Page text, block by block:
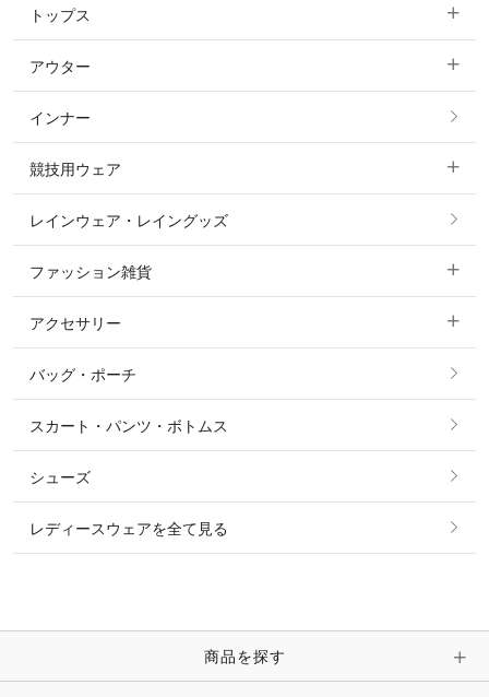
すべてのキュロット
フルグリップ・尻革 キュロット
ニーグリップ・膝革 キュロット
トップス
すべてのトップス
ポロシャツ
カットソー・Tシャツ・タンクトップ
パーカー・トレーナー・スウェット
ニット・セーター
シャツ・ブラウス・ワンピース
アウター
すべてのアウター
コート
ジャケット・ブルゾン
その他 アウター
インナー
競技用ウェア
すべての競技用ウェア
ショージャケット
ショーシャツ
レインウェア・レイングッズ
ファッション雑貨
すべてのファッション雑貨
ソックス
ベルト
マフラー・スカーフ・ストール・スヌード
時計・財布・キーケース・革小物
アクセサリー
すべてのアクセサリー
リング
ピアス・イヤリング
ピン・ブローチ・コサージュ
バッグ・ポーチ
スカート・パンツ・ボトムス
シューズ
レディースウェアを全て見る
商品を探す